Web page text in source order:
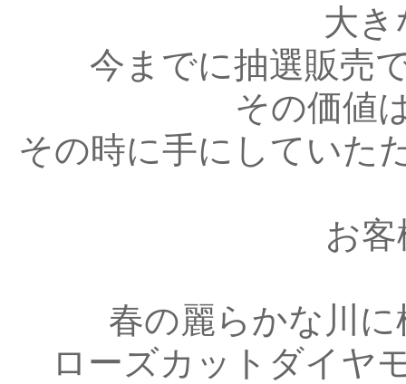
大き
今までに抽選販売
その価値
その時に手にしていた
お
春の麗らかな川
ローズカットダイヤ